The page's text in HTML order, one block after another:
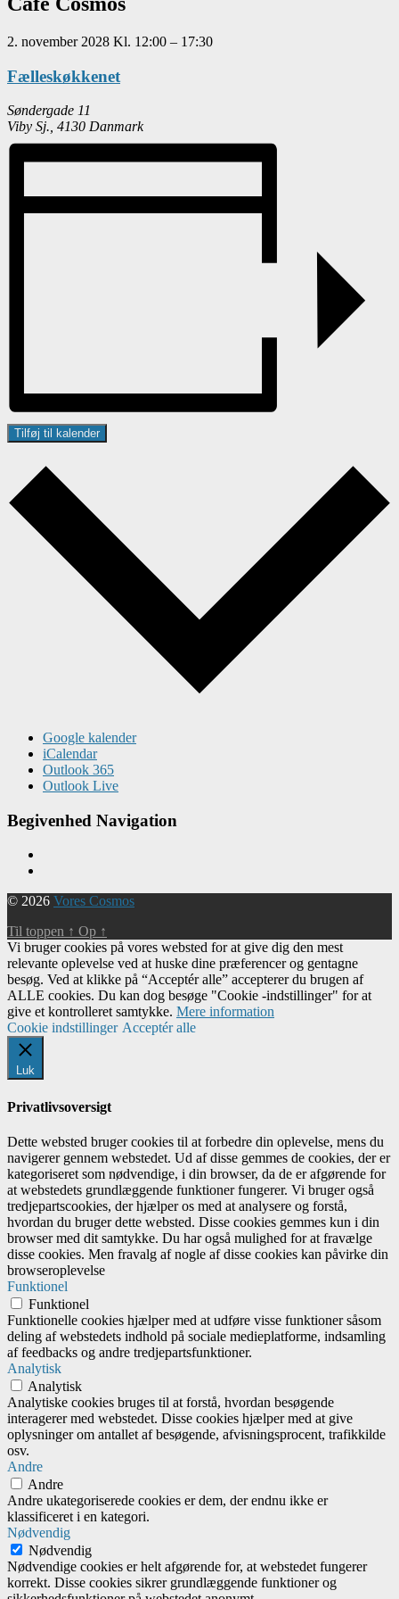
2. november 2028 Kl. 12:00 – 17:30
Fælleskøkkenet
Søndergade 11
Viby Sj. 4130 Danmark
Tilføj til kalender
Google kalender
iCalendar
Outlook 365
Outlook Live
Begivenhed Navigation
© 2026 Vores Cosmos
Til toppen ↑ Op ↑
Vi bruger cookies på vores websted for at give dig den mest
relevante oplevelse ved at huske dine præferencer og gentagne
besøg. Ved at klikke på “Acceptér alle” accepterer du brugen af ​​
ALLE cookies. Du kan dog besøge "Cookie -indstillinger" for at
give et kontrolleret samtykke. Mere information
Cookie indstillinger Acceptér alle
Luk
Privatlivsoversigt
Dette websted bruger cookies til at forbedre din oplevelse, mens du
navigerer gennem webstedet. Ud af disse gemmes de cookies, der er
kategoriseret som nødvendige, i din browser, da de er afgørende for
at webstedets grundlæggende funktioner fungerer. Vi bruger også
tredjepartscookies, der hjælper os med at analysere og forstå,
hvordan du bruger dette websted. Disse cookies gemmes kun i din
browser med dit samtykke. Du har også mulighed for at fravælge
disse cookies. Men fravalg af nogle af disse cookies kan påvirke din
browseroplevelse
Funktionel
Funktionel
Funktionelle cookies hjælper med at udføre visse funktioner såsom
deling af webstedets indhold på sociale medieplatforme, indsamling
af feedbacks og andre tredjepartsfunktioner.
Analytisk
Analytisk
Analytiske cookies bruges til at forstå, hvordan besøgende
interagerer med webstedet. Disse cookies hjælper med at give
oplysninger om antallet af besøgende, afvisningsprocent, trafikkilde
osv.
Andre
Andre
Andre ukategoriserede cookies er dem, der endnu ikke er
klassificeret i en kategori.
Nødvendig
Nødvendig
Nødvendige cookies er helt afgørende for, at webstedet fungerer
korrekt. Disse cookies sikrer grundlæggende funktioner og